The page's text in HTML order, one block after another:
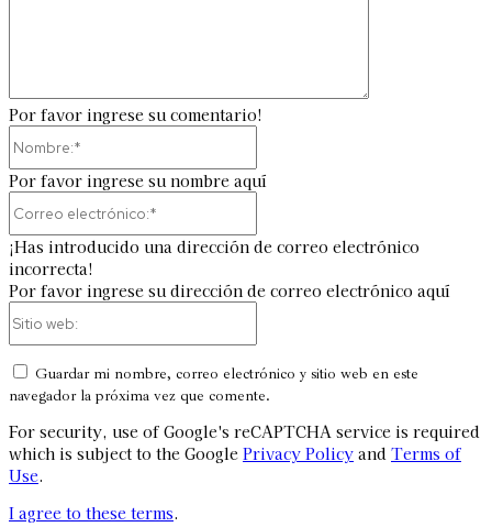
Por favor ingrese su comentario!
Por favor ingrese su nombre aquí
¡Has introducido una dirección de correo electrónico
incorrecta!
Por favor ingrese su dirección de correo electrónico aquí
Guardar mi nombre, correo electrónico y sitio web en este
navegador la próxima vez que comente.
For security, use of Google's reCAPTCHA service is required
which is subject to the Google Privacy Policy and Terms of
Use.
I agree to these terms.